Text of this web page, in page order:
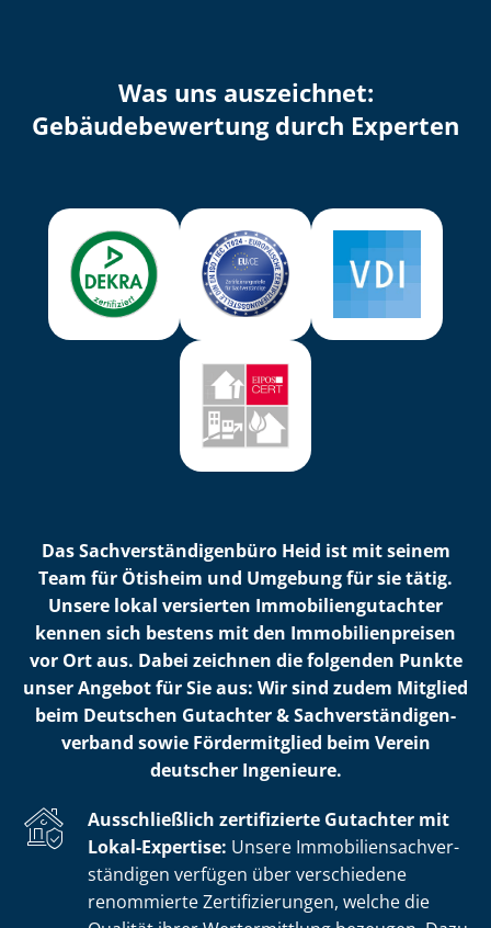
Was uns auszeichnet:
Ge­bäu­de­be­wer­tung durch Experten
Das Sach­ver­stän­di­gen­bü­ro Heid ist mit seinem
Team für Ötisheim und Umgebung für sie tätig.
Unsere lokal versierten Im­mo­bi­li­en­gut­ach­ter
kennen sich bestens mit den Im­mo­bi­li­en­prei­sen
vor Ort aus. Dabei zeichnen die folgenden Punkte
unser Angebot für Sie aus: Wir sind zudem Mitglied
beim Deutschen Gutachter & Sach­ver­stän­di­gen­
ver­band sowie Fördermitglied beim Verein
deutscher Ingenieure.
Ausschließlich zertifizierte Gutachter mit
Lokal-Expertise: Unsere Im­mo­bi­li­en­sach­ver­
stän­di­gen verfügen über verschiedene
renommierte Zer­ti­fi­zie­run­gen, welche die